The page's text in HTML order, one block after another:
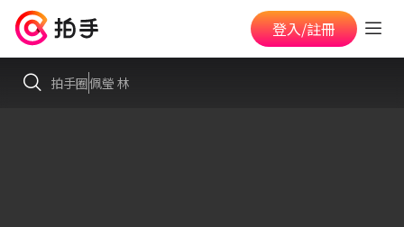
登入/註冊
拍手圈佩瑩 林